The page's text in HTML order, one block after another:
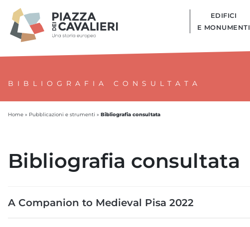
EDIFICI
E MONUMENTI
BIBLIOGRAFIA CONSULTATA
Home » Pubblicazioni e strumenti » Bibliografia consultata
Bibliografia consultata
A Companion to Medieval Pisa 2022